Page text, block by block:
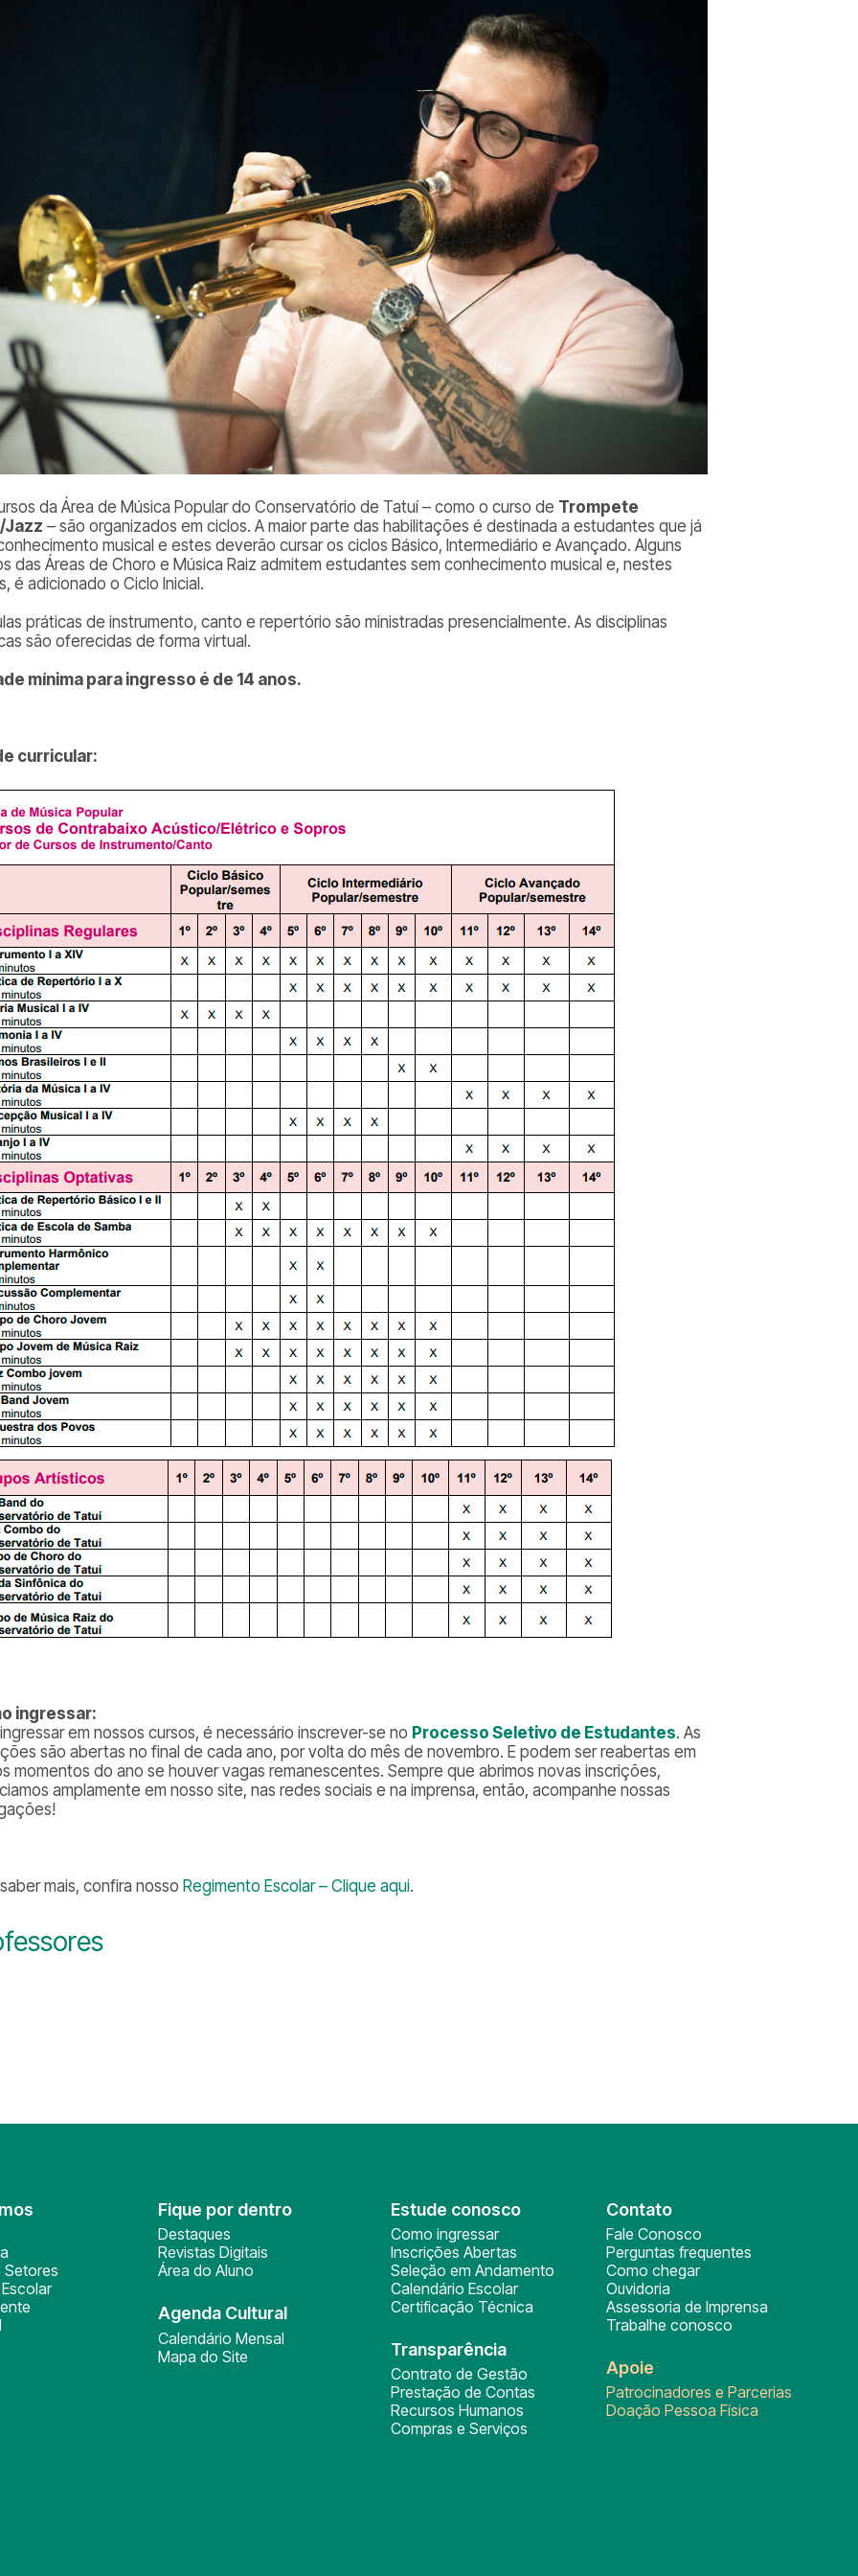
da Área de Música Popular do Conservatório de Tatuí – como o curso de Trompete
Jazz – são organizados em ciclos. A maior parte das habilitações é destinada a estudantes que já
musical e estes deverão cursar os ciclos Básico, Intermediário e Avançado. Alguns
das Áreas de Choro e Música Raiz admitem estudantes sem conhecimento musical e, nestes
é adicionado o Ciclo Inicial.
práticas de instrumento, canto e repertório são ministradas presencialmente. As disciplinas
são oferecidas de forma virtual.
mínima para ingresso é de 14 anos.
curricular:
ingressar:
em nossos cursos, é necessário inscrever-se no Processo Seletivo de Estudantes. As
são abertas no final de cada ano, por volta do mês de novembro. E podem ser reabertas em
momentos do ano se houver vagas remanescentes. Sempre que abrimos novas inscrições,
amplamente em nosso site, nas redes sociais e na imprensa, então, acompanhe nossas
mais, confira nosso Regimento Escolar – Clique aqui.
Setores
Fique por dentro
Destaques
Revistas Digitais
Área do Aluno
Agenda Cultural
Calendário Mensal
Mapa do Site
Estude conosco
Como ingressar
Inscrições Abertas
Seleção em Andamento
Calendário Escolar
Certificação Técnica
Transparência
Contrato de Gestão
Prestação de Contas
Recursos Humanos
Compras e Serviços
Contato
Fale Conosco
Perguntas frequentes
Como chegar
Ouvidoria
Assessoria de Imprensa
Trabalhe conosco
Apoie
Patrocinadores e Parcerias
Doação Pessoa Física